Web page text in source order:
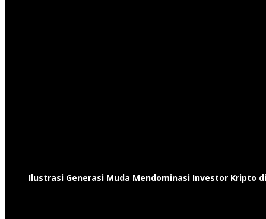
Ilustrasi Generasi Muda Mendominasi Investor Kripto